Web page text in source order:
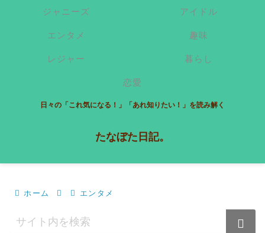
日々の「これ気になる！」「あれ知りたい！」を読み解く
たなぼた日記。
ジャニーズ アイドル
エンタメ 趣味
レジャー 暮らし
恋愛
ホーム エンタメ